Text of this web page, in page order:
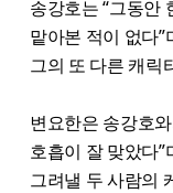
송강호는 “그동안
맡아본 적이 없다
그의 또 다른 캐릭
변요한은 송강호
호흡이 잘 맞았다
그려낼 두 사람의